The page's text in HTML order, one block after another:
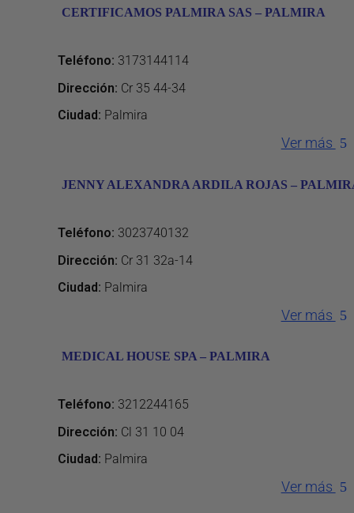
CERTIFICAMOS PALMIRA SAS – PALMIRA
Teléfono: 3173144114
Dirección: Cr 35 44-34
Ciudad: Palmira
Ver más
JENNY ALEXANDRA ARDILA ROJAS –
Teléfono: 3023740132
Dirección: Cr 31 32a-14
Ciudad: Palmira
Ver más
MEDICAL HOUSE SPA – PALMIRA
Teléfono: 3212244165
Dirección: Cl 31 10 04
Ciudad: Palmira
Ver más